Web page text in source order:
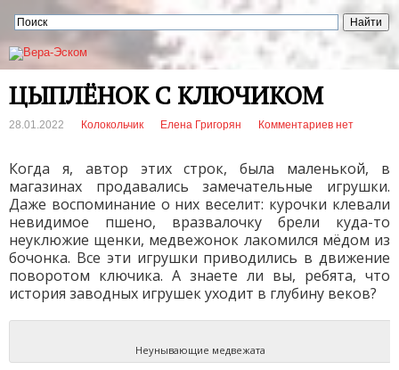
ЦЫПЛЁНОК С КЛЮЧИКОМ
28.01.2022 Колокольчик Елена Григорян Комментариев нет
Когда я, автор этих строк, была маленькой, в
магазинах продавались замечательные игрушки.
Даже воспоминание о них веселит: курочки клевали
невидимое пшено, вразвалочку брели куда-то
неуклюжие щенки, медвежонок лакомился мёдом из
бочонка. Все эти игрушки приводились в движение
поворотом ключика. А знаете ли вы, ребята, что
история заводных игрушек уходит в глубину веков?
Неунывающие медвежата